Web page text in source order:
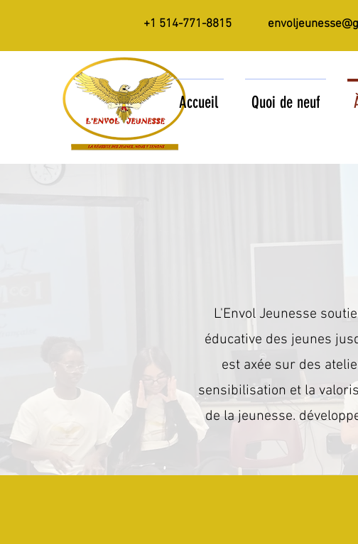
+1 514-771-8815
Accueil Quoi de neuf
L'Envol Jeunesse
éducative des jeunes
est axée sur des
sensibilisation et la
de la jeunesse.